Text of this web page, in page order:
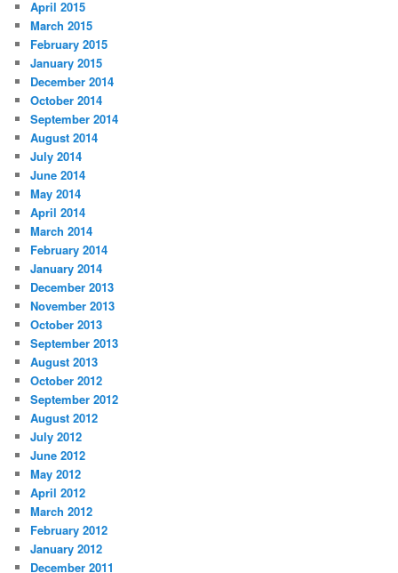
April 2015
March 2015
February 2015
January 2015
December 2014
October 2014
September 2014
August 2014
July 2014
June 2014
May 2014
April 2014
March 2014
February 2014
January 2014
December 2013
November 2013
October 2013
September 2013
August 2013
October 2012
September 2012
August 2012
July 2012
June 2012
May 2012
April 2012
March 2012
February 2012
January 2012
December 2011